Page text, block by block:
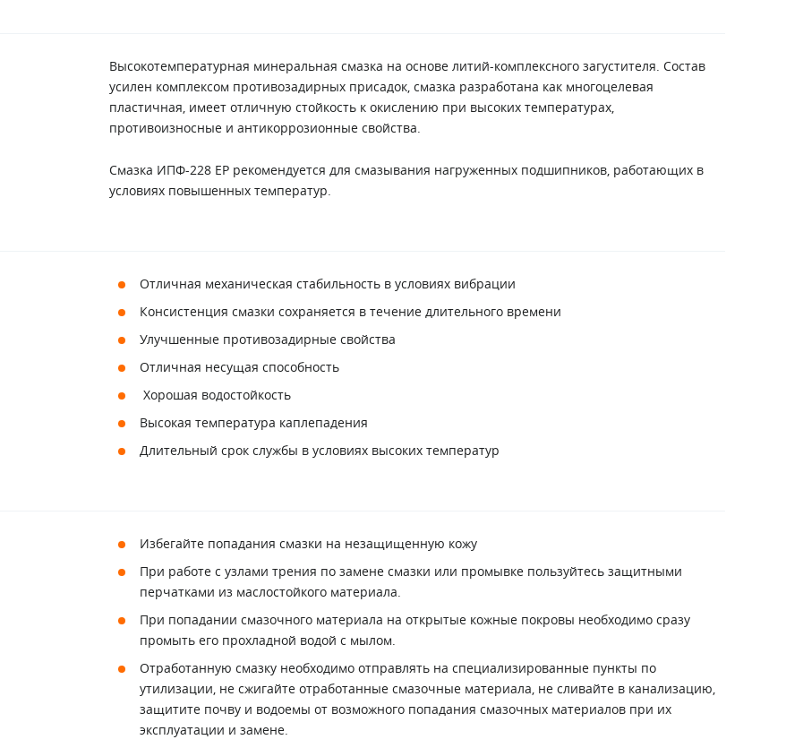
Высокотемпературная минеральная смазка на основе литий-комплексного загустителя. Состав
усилен комплексом противозадирных присадок, смазка разработана как многоцелевая
пластичная, имеет отличную стойкость к окислению при высоких температурах,
противоизносные и антикоррозионные свойства.
Смазка ИПФ-228 ЕР рекомендуется для смазывания нагруженных подшипников, работающих в
условиях повышенных температур.
Отличная механическая стабильность в условиях вибрации
Консистенция смазки сохраняется в течение длительного времени
Улучшенные противозадирные свойства
Отличная несущая способность
Хорошая водостойкость
Высокая температура каплепадения
Длительный срок службы в условиях высоких температур
Избегайте попадания смазки на незащищенную кожу
При работе с узлами трения по замене смазки или промывке пользуйтесь защитными
перчатками из маслостойкого материала.
При попадании смазочного материала на открытые кожные покровы необходимо сразу
промыть его прохладной водой с мылом.
Отработанную смазку необходимо отправлять на специализированные пункты по
утилизации, не сжигайте отработанные смазочные материала, не сливайте в канализацию,
защитите почву и водоемы от возможного попадания смазочных материалов при их
эксплуатации и замене.